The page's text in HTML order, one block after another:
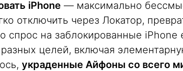
iPhone — максимально
отключить через Локатор,
спрос на заблокированные iPhone
целей, включая
украденные Айфоны со всего